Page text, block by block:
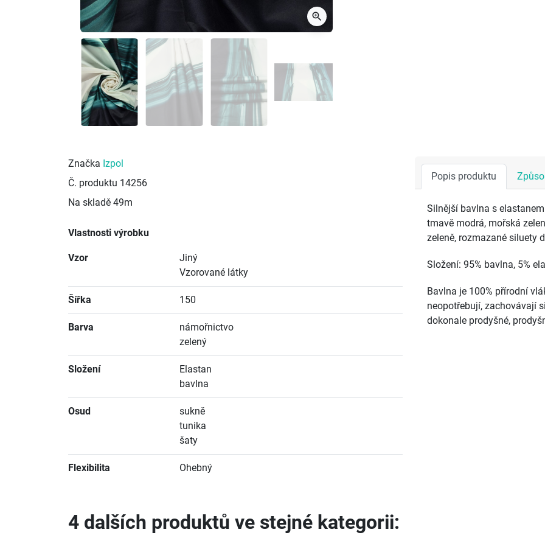
zoom_in
Značka Izpol
Č. produktu 14256
Na skladě 49m
Vlastnosti výrobku
Vzor
Jiný
Vzorované látky
Šířka 150
Barva
námořnictvo
zelený
Složení
Elastan
bavlna
Osud
sukně
tunika
šaty
Flexibilita Ohebný
Popis produktu
Silnější bavlna s
tmavě modrá, mořská
zeleně, rozmazané siluety
Složení: 95% bavlna, 5%
Bavlna je 100% přírodní
neopotřebují, zachovávají
dokonale prodyšné,
4 dalších produktů ve stejné kategorii: